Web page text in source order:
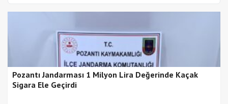
Pozantı Jandarması 1 Milyon Lira Değerinde Kaçak
Sigara Ele Geçirdi